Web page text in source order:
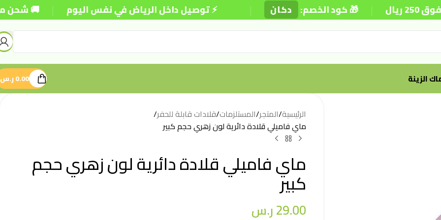
⚡ توصيل داخل الرياض في نفس اليوم | 🚚 شحن مجاني | 🎁 كود الخصم: دكان |
الزينة 0.00ر.س
الرئيسية/المتجر/المستلزمات/قلادات قابلة للحفر/
ماي فاميلي قلادة دائرية لون زهري حجم كبير
ماي فاميلي قلادة دائرية لون زهري حجم
كبير
29.00ر.س